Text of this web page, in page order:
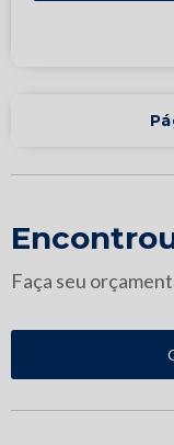
Faça seu